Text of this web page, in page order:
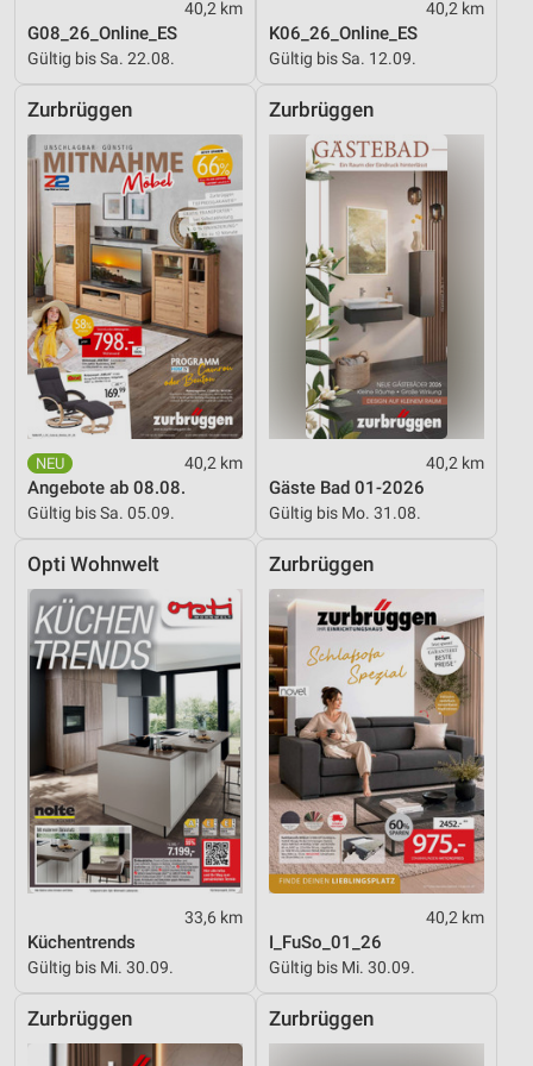
40,2 km
G08_26_Online_ES
Gültig bis Sa. 22.08.
40,2 km
K06_26_Online_ES
Gültig bis Sa. 12.09.
Zurbrüggen
40,2 km
Angebote ab 08.08.
Gültig bis Sa. 05.09.
Zurbrüggen
40,2 km
Gäste Bad 01-2026
Gültig bis Mo. 31.08.
Opti Wohnwelt
33,6 km
Küchentrends
Gültig bis Mi. 30.09.
Zurbrüggen
40,2 km
I_FuSo_01_26
Gültig bis Mi. 30.09.
Zurbrüggen Zurbrüggen
Messung der Performance von Inhalten
Analyse von Zielgruppen durch Statistiken oder
Kombinationen von Daten aus verschiedenen
Quellen
Entwicklung und Verbesserung der Angebote
Verwendung reduzierter Daten zur Auswahl von
Inhalten
IAB-Besonderheiten:
Verwendung genauer Standortdaten
Geräte anhand von aktiv angeforderten
Informationen identifizieren
Nicht-IAB-Verarbeitungszwecke:
Notwendig
Performance
Funktional
Werbung